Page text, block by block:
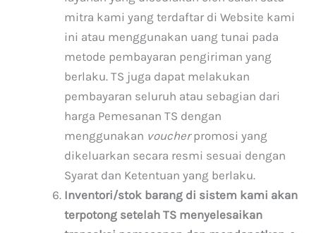
mitra kami yang terdaftar di Website kami
ini atau menggunakan uang tunai pada
metode pembayaran pengiriman yang
berlaku. TS juga dapat melakukan
pembayaran seluruh atau sebagian dari
harga Pemesanan TS dengan
menggunakan voucherpromosi yang
dikeluarkan secara resmi sesuai dengan
Syarat dan Ketentuan yang berlaku.
Inventori/stok barang di sistem kami akan
terpotong setelah TS menyelesaikan